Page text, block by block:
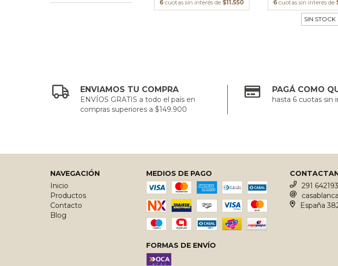
6 cuotas sin interés de $11.550 6 cuotas sin interés de
SIN STOCK
ENVIAMOS TU COMPRA
ENVÍOS GRATIS a todo el país en
compras superiores a $149.900
PAGÁ COMO
hasta 6 cuotas sin
NAVEGACIÓN
Inicio
Productos
Contacto
Blog
MEDIOS DE PAGO
FORMAS DE ENVÍO
291
España